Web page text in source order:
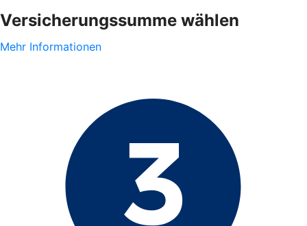
Versicherungssumme wählen
Mehr Informationen